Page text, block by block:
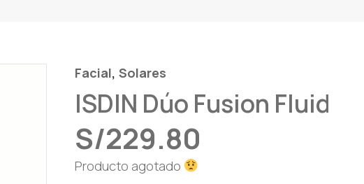
Facial, Solares
ISDIN Dúo Fusion Fluid
S/229.80
Producto agotado